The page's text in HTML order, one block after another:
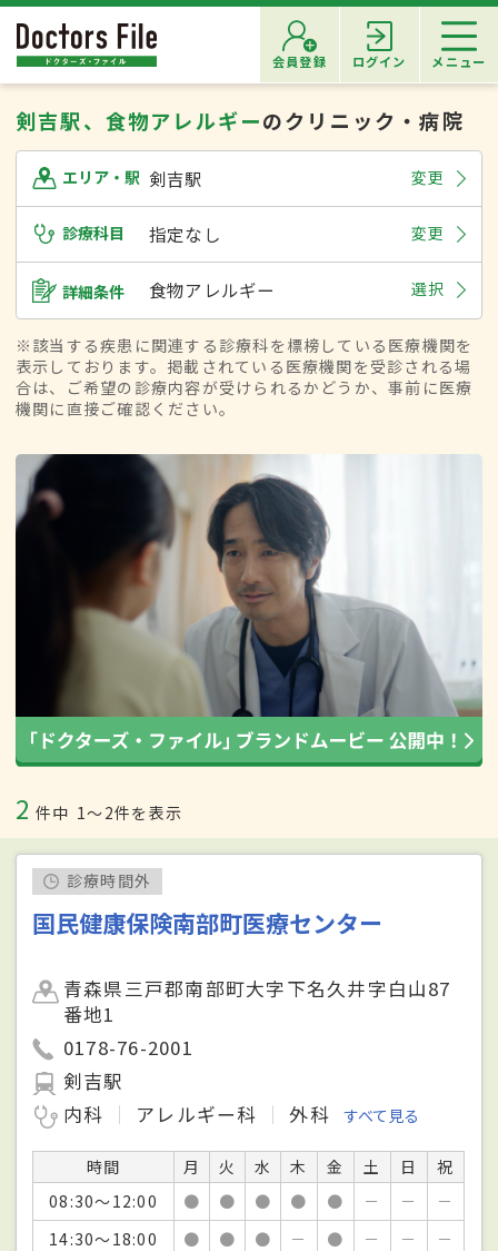
会員登録 ログイン メニュー
剣吉駅、食物アレルギーのクリニック・病院
エリア・駅 剣吉駅 変更
診療科目 指定なし 変更
詳細条件 食物アレルギー 選択
※該当する疾患に関連する診療科を標榜している医療機関を
表示しております。掲載されている医療機関を受診される場
合は、ご希望の診療内容が受けられるかどうか、事前に医療
機関に直接ご確認ください。
2 件中 1〜2件を表示
診療時間外
国民健康保険南部町医療センター
青森県三戸郡南部町大字下名久井字白山87
番地1
0178-76-2001
剣吉駅
内科
アレルギー科 外科 すべて見る
時間 月 火 水 木 金 土 日
祝
08:30～12:00
● ● ● ● ● － －
－
14:30～18:00
● ● ● － ● － －
－